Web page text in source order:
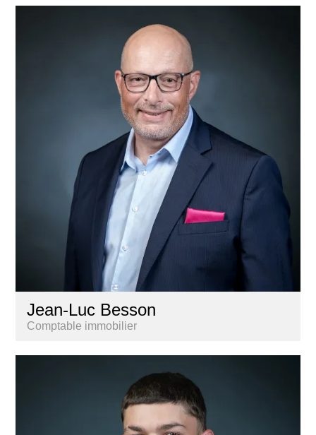
Jean-Luc Besson
Comptable immobilier